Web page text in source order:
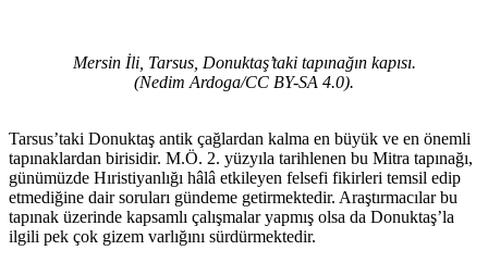
Mersin İli, Tarsus, Donuktaş’taki tapınağın kapısı.
(Nedim Ardoga/CC BY-SA 4.0).
Tarsus’taki Donuktaş antik çağlardan kalma en büyük ve en önemli
tapınaklardan birisidir. M.Ö. 2. yüzyıla tarihlenen bu Mitra tapınağı,
günümüzde Hıristiyanlığı hâlâ etkileyen felsefi fikirleri temsil edip
etmediğine dair soruları gündeme getirmektedir. Araştırmacılar bu
tapınak üzerinde kapsamlı çalışmalar yapmış olsa da Donuktaş’la
ilgili pek çok gizem varlığını sürdürmektedir.